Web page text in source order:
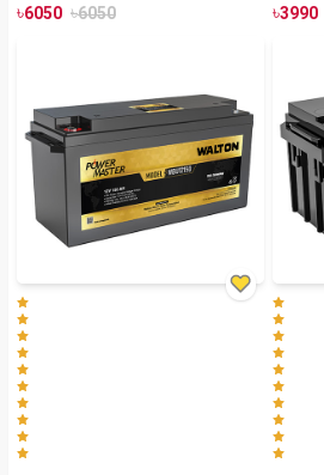
৳6050 ৳6050 ৳3990